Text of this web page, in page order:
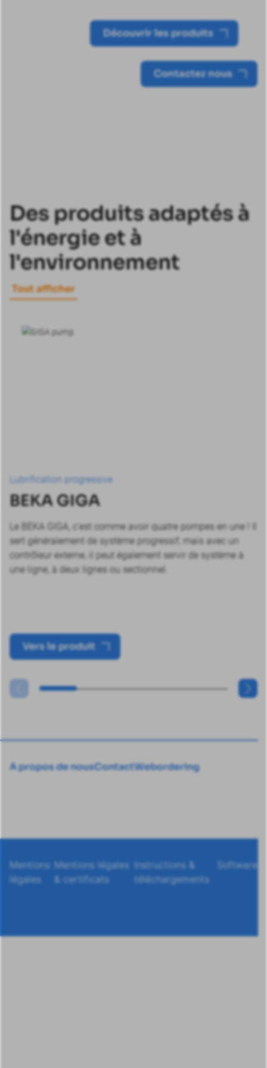
Découvrir les produits
Contactez nous
Des produits adaptés à
l'énergie et à
l'environnement
Tout afficher
Lubrification progressive
BEKA GIGA
Le BEKA GIGA, c'est comme avoir quatre pompes en une ! Il
sert généralement de système progressif, mais avec un
contrôleur externe, il peut également servir de système à
une ligne, à deux lignes ou sectionnel.
Vers le produit
A propos de nousContactWebordering
Mentions
légales
Mentions légales
& certificats
Instructions &
téléchargements
Software